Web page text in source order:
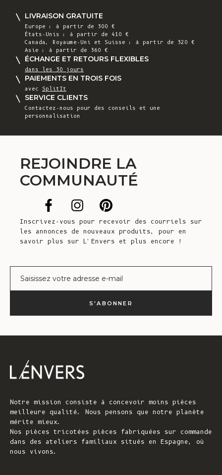
LIVRAISON GRATUITE
Europe : à partir de 300 €
États-Unis : à partir de 410 €
Canada, Royaume-Uni et Suisse : à partir de 320 €
Asie : à partir de 360 €
ÉCHANGE ET RETOURS FLEXIBLES
dans les 30 jours
PAIEMENTS EN TROIS FOIS
avec SplitIt
SERVICE CLIENTS
Contactez-nous pour des conseils et une
personnalisation
REJOINDRE LA
COMMUNAUTÉ
Inscrivez-vous pour recevoir des courriels sur
les annonces de nouveaux produits, pour en
savoir plus sur L'Envers et plus encore !
S'ABONNER
Notre mission consiste à concevoir moins pièces
meilleure qualité. Nous pensons que notre planète
mérite mieux.
Nos pièces tricotées pièces fabriquées sur commande
dans des ateliers familiaux situés en Espagne, où
nous vivons.